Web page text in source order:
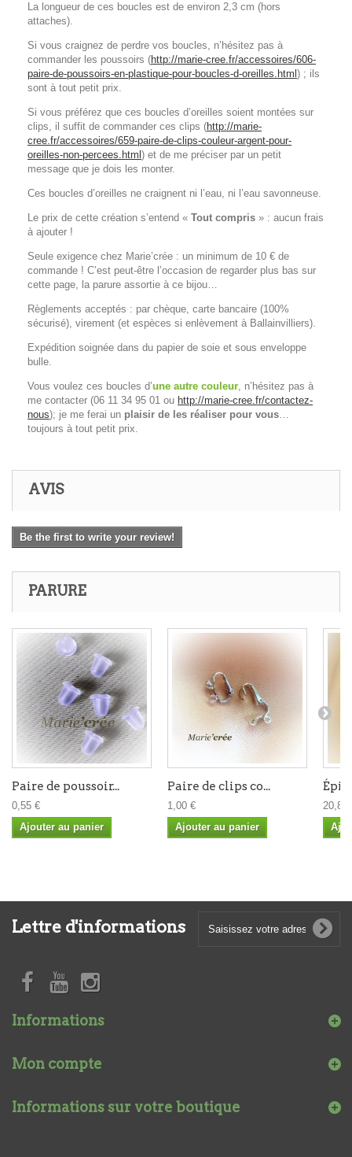
La longueur de ces boucles est de environ 2,3 cm (hors
attaches).
Si vous craignez de perdre vos boucles, n’hésitez pas à
commander les poussoirs (http://marie-cree.fr/accessoires/606-
paire-de-poussoirs-en-plastique-pour-boucles-d-oreilles.html ) ; ils
sont à tout petit prix.
Si vous préférez que ces boucles d’oreilles soient montées sur
clips, il suffit de commander ces clips (http://marie-
cree.fr/accessoires/659-paire-de-clips-couleur-argent-pour-
oreilles-non-percees.html ) et de me préciser par un petit
message que je dois les monter.
Ces boucles d’oreilles ne craignent ni l’eau, ni l’eau savonneuse.
Le prix de cette création s’entend « Tout compris » : aucun frais
à ajouter !
Seule exigence chez Marie’crée : un minimum de 10 € de
commande ! C’est peut-être l’occasion de regarder plus bas sur
cette page, la parure assortie à ce bijou…
Règlements acceptés : par chèque, carte bancaire (100%
sécurisé), virement (et espèces si enlèvement à Ballainvilliers).
Expédition soignée dans du papier de soie et sous enveloppe
bulle.
Vous voulez ces boucles d’une autre couleur, n’hésitez pas à
me contacter (06 11 34 95 01 ou http://marie-cree.fr/contactez-
nous); je me ferai un plaisir de les réaliser pour vous…
toujours à tout petit prix.
AVIS
Be the first to write your review!
PARURE
Paire de poussoir...
0,55 €
Ajouter au panier
Paire de clips co...
1,00 €
Ajouter au panier
20,80
Lettre d'informations
Informations
Mon compte
Informations sur votre boutique